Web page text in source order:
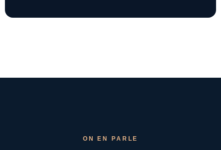
ON EN PARLE